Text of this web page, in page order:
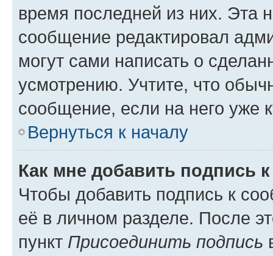
время последней из них. Эта
сообщение редактировал
могут сами написать о
усмотрению. Учтите, что
сообщение, если на него уже
Вернуться к началу
Как мне добавить подпись
Чтобы добавить подпись к
её в личном разделе. После
пункт Присоединить подпись